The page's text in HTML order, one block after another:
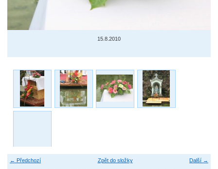
15.8.2010
← Předchozí Další →
Zpět do složky